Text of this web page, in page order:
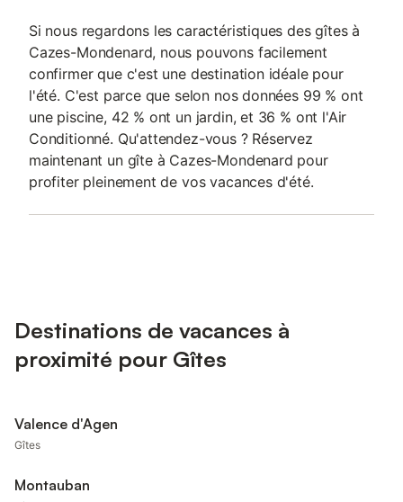
Si nous regardons les caractéristiques des gîtes à
Cazes-Mondenard, nous pouvons facilement
confirmer que c'est une destination idéale pour
l'été. C'est parce que selon nos données 99 % ont
une piscine, 42 % ont un jardin, et 36 % ont l'Air
Conditionné. Qu'attendez-vous ? Réservez
maintenant un gîte à Cazes-Mondenard pour
profiter pleinement de vos vacances d'été.
Destinations de vacances à
proximité pour Gîtes
Valence d'Agen
Gîtes
Montauban